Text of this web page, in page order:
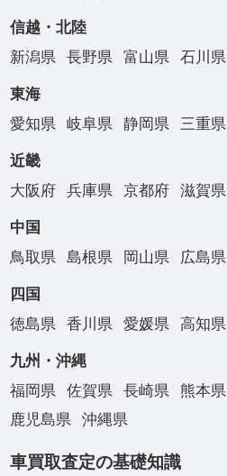
信越・北陸
新潟県
長野県 富山県 石川県
東海
愛知県
岐阜県 静岡県 三重県
近畿
大阪府
兵庫県 京都府 滋賀県
中国
鳥取県
島根県 岡山県 広島県
四国
徳島県
香川県 愛媛県 高知県
九州・沖縄
福岡県
佐賀県 長崎県 熊本県
鹿児島県
沖縄県
車買取査定の基礎知識